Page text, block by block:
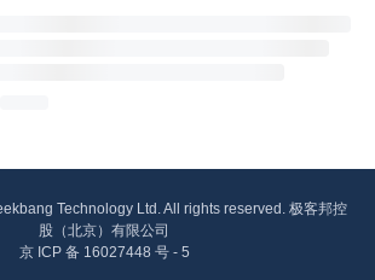
Technology Ltd. All rights reserved. 极客邦控
股（北京）有限公司
京 ICP 备 16027448 号 - 5